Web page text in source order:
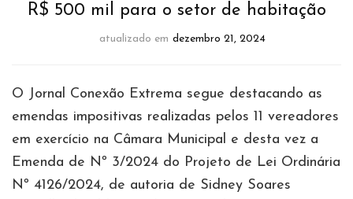
R$ 500 mil para o setor de habitação
atualizado em dezembro 21, 2024
O Jornal Conexão Extrema segue destacando as
emendas impositivas realizadas pelos 11 vereadores
em exercício na Câmara Municipal e desta vez a
Emenda de Nº 3/2024 do Projeto de Lei Ordinária
Nº 4126/2024, de autoria de Sidney Soares